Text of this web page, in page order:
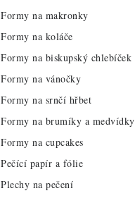
Formy na makronky
Formy na koláče
Formy na biskupský chlebíček
Formy na vánočky
Formy na srnčí hřbet
Formy na brumíky a medvídky
Formy na cupcakes
Pečící papír a fólie
Plechy na pečení